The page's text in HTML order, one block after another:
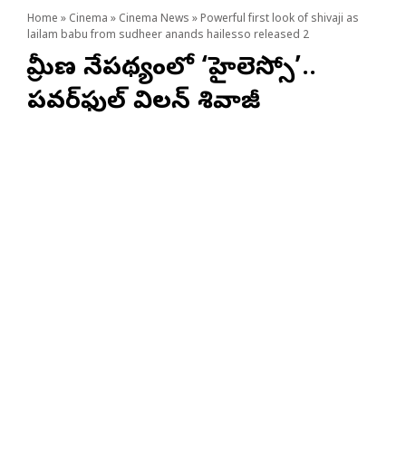
Home » Cinema » Cinema News » Powerful first look of shivaji as
lailam babu from sudheer anands hailesso released 2
గ్రామీణ నేపథ్యంలో ‘హైలెస్సో’..
పవర్‌ఫుల్ విలన్‌గా శివాజీ